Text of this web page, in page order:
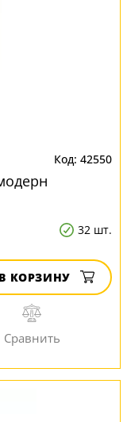
42550
32 шт.
В КОРЗИНУ